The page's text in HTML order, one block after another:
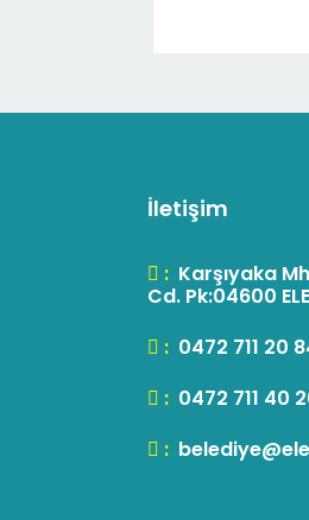
İletişim
: Karşıyaka
Cd. Pk:04600
: 0472 711 20
: 0472 711 40
: